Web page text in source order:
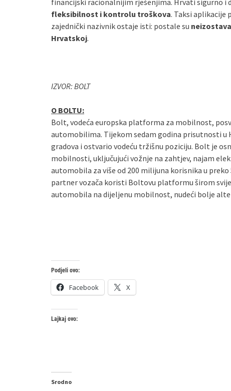
financijski racionalnijim rješenjima. Hrvati sigurno i
fleksibilnost i kontrolu troškova. Taksi aplikacije
zajednički nazivnik ostaje isti: postale su
Hrvatskoj.
IZVOR: BOLT
O BOLTU:
Bolt, vodeća europska platforma za mobilnost,
automobilima. Tijekom sedam godina prisutnosti u
gradova i ostvario vodeću tržišnu poziciju. Bolt je
mobilnosti, uključujući vožnje na zahtjev, najam
automobila za više od 200 milijuna korisnika u
partner vozača koristi Boltovu platformu širom
automobila na dijeljenu mobilnost, nudeći bolje
Podjeli ovo:
Facebook X
Lajkaj ovo:
Srodno